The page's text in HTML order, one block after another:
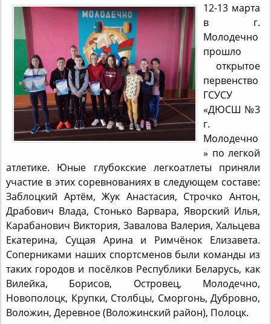
12-13 марта
в г.
Молодечно
прошло
открытое
первенство
ГСУСУ
«ДЮСШ №3
г.
Молодечно
» по легкой
атлетике. Юные глубокские легкоатлеты приняли
участие в этих соревнованиях в следующем составе:
Заблоцкий Артём, Жук Анастасия, Строчко Антон,
Драбович Влада, Стонько Варвара, Яворский Илья,
Карабанович Виктория, Завалова Валерия, Хальцева
Екатерина, Сущая Арина и Римчёнок Елизавета.
Соперниками наших спортсменов были команды из
таких городов и посёлков Республики Беларусь, как
Вилейка, Борисов, Островец, Молодечно,
Новополоцк, Крупки, Столбцы, Сморгонь, Дубровно,
Воложин, Деревное (Воложинский район), Полоцк.